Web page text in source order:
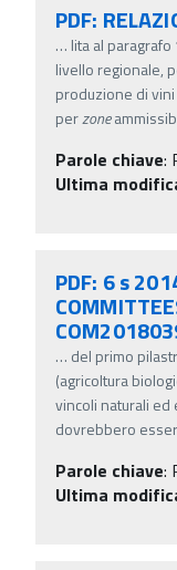
PDF:
… lita al
livello regionale,
produzione di
perzone
Parole chiave:
Ultima
PDF: 6 s
… del primo
(agricoltura
vincoli naturali ed
dovrebbero
Parole chiave:
Ultima